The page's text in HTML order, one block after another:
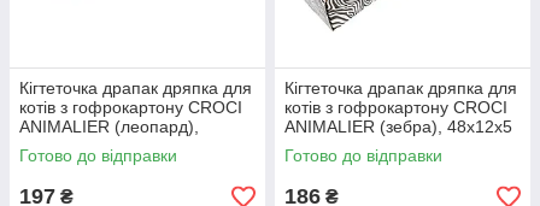
Кігтеточка драпак дряпка для
котів з гофрокартону CROCI
ANIMALIER (леопард),
48х12х5 см C6021538
Готово до відправки
197 ₴
Кігтеточка драпак дряпка для
котів з гофрокартону CROCI
ANIMALIER (зебра), 48х12х5
см C6021576
Готово до відправки
186 ₴